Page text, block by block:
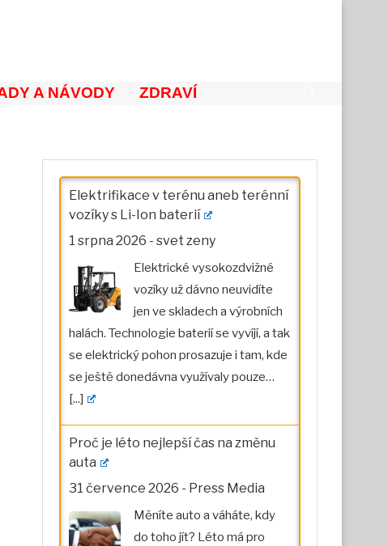
A NÁVODY ZDRAVÍ
Elektrifikace v terénu aneb terénní
vozíky s Li-Ion baterií
1 srpna 2026 - svet zeny
Elektrické vysokozdvižné
vozíky už dávno neuvidíte
jen ve skladech a výrobních
halách. Technologie baterií se vyvíjí, a tak
se elektrický pohon prosazuje i tam, kde
se ještě donedávna využívaly pouze…
[...]
Proč je léto nejlepší čas na změnu
auta
31 července 2026 - Press Media
Měníte auto a váháte, kdy
do toho jít? Léto má pro